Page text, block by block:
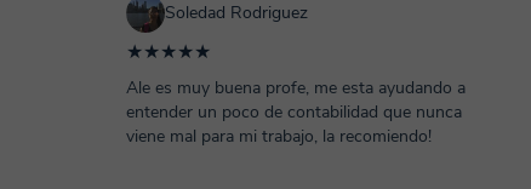
Soledad Rodriguez
★★★★★
Ale es muy buena profe, me esta ayudando a
entender un poco de contabilidad que nunca
viene mal para mi trabajo, la recomiendo!